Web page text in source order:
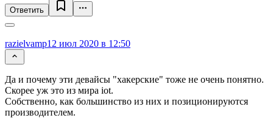
Ответить
razielvamp12 июл 2020 в 12:50
Да и почему эти девайсы "хакерские" тоже не очень понятно.
Скорее уж это из мира iot.
Собственно, как большинство из них и позиционируются
производителем.